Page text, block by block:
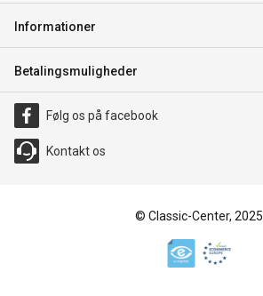
Informationer
Betalingsmuligheder
Følg os på facebook
Kontakt os
© Classic-Center, 2025